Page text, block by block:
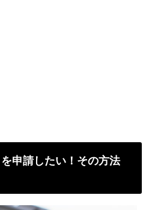
申請したい！その方法